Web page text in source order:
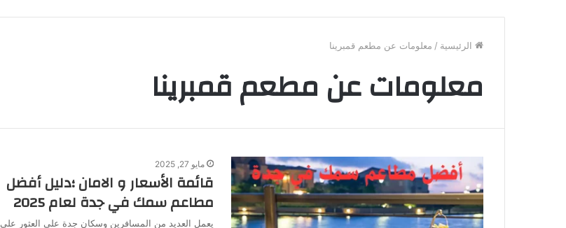
الرئيسية / معلومات عن مطعم قمبرينا
معلومات عن مطعم قمبرينا
مايو 27, 2025
قائمة الأسعار و الامان ؛دليل أفضل
مطاعم سمك في جدة لعام 2025
يعمل العديد من المسافرين وسكان جدة على العثور على